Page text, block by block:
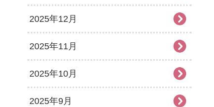
2025年12月
2025年11月
2025年10月
2025年9月